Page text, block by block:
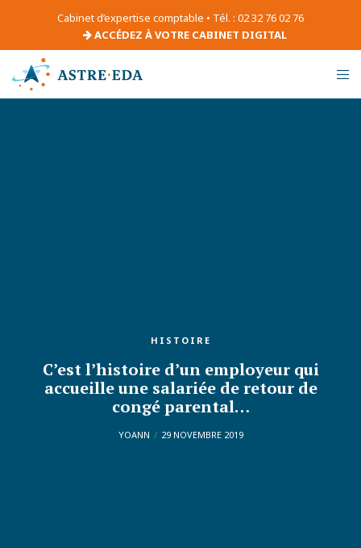
Cabinet d’expertise comptable • Tél. : 02 32 76 02 76
ACCÉDEZ À VOTRE CABINET DIGITAL
HISTOIRE
C’est l’histoire d’un employeur qui
accueille une salariée de retour de
congé parental…
YOANN 29 NOVEMBRE 2019